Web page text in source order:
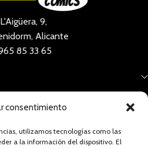
consentimiento
utilizamos tecnologías como las
a la información del dispositivo. El
9,
Alicante
85 33 65